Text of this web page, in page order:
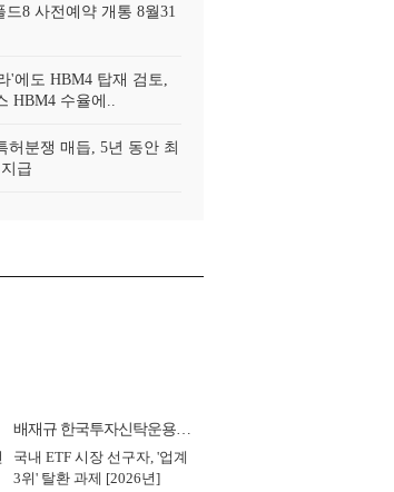
8 사전예약 개통 8월31
'에도 HBM4 탑재 검토,
HBM4 수율에..
허분쟁 매듭, 5년 동안 최
급
배재규 한국투자신탁운용
대표이사 사장
국내 ETF 시장 선구자, '업계
3위' 탈환 과제 [2026년]